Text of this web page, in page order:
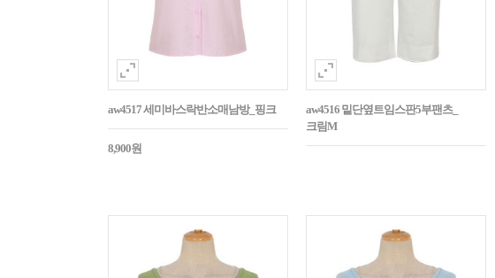
aw4517 세미바스락반소매남방_핑크
8,900원
aw4516 밑단옆트임스판5부팬츠_
크림M